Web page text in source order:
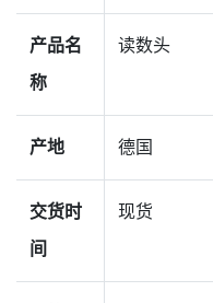
产品名
称
读数头
产地 德国
交货时
间
现货